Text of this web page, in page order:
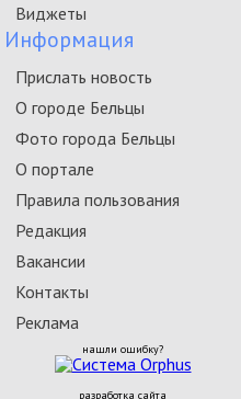
Виджеты
Информация
Прислать новость
О городе Бельцы
Фото города Бельцы
О портале
Правила пользования
Редакция
Вакансии
Контакты
Реклама
нашли ошибку?
разработка сайта